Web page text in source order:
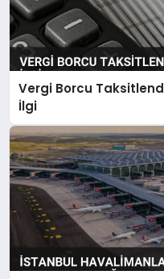
Vergi Borcu
İlgi